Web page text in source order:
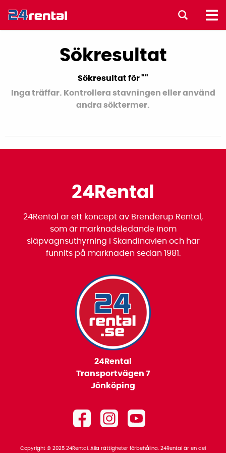
Sökresultat
Sökresultat för ""
Inga träffar. Kontrollera stavningen eller använd
andra söktermer.
24Rental
24Rental är ett koncept av Brenderup Rental,
som är marknadsledande inom
släpvagnsuthyrning i Skandinavien och har
funnits på marknaden sedan 1981.
24Rental
Transportvägen 7
Jönköping
Copyright © 2025 24Rental. Alla rättigheter förbehållna. 24Rental är en del